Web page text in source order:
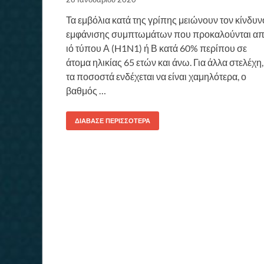
Τα εμβόλια κατά της γρίπης μειώνουν τον
εμφάνισης συμπτωμάτων που προκαλούνται
ιό τύπου Α (H1N1) ή Β κατά 60% περίπου σε
άτομα ηλικίας 65 ετών και άνω. Για άλλα στελέχη,
τα ποσοστά ενδέχεται να είναι χαμηλότερα, ο
βαθμός …
ΔΙΆΒΑΣΕ ΠΕΡΙΣΣΌΤΕΡΑ